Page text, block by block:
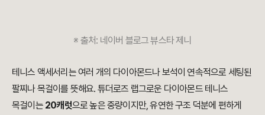
※ 출처: 네이버 블로그 뷰스타 제니
테니스 액세서리는 여러 개의 다이아몬드나 보석이 연속적으로 세팅된
팔찌나 목걸이를 뜻해요. 튜더로즈 랩그로운 다이아몬드 테니스
목걸이는20캐럿으로 높은 중량이지만, 유연한 구조 덕분에 편하게